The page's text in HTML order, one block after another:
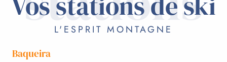
L'ESPRIT MONTAGNE
Baqueira